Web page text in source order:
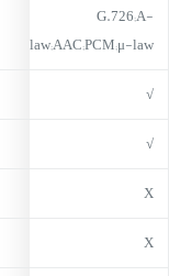
G.726;A-
law;AAC;PCM;μ-law
√
√
X
X